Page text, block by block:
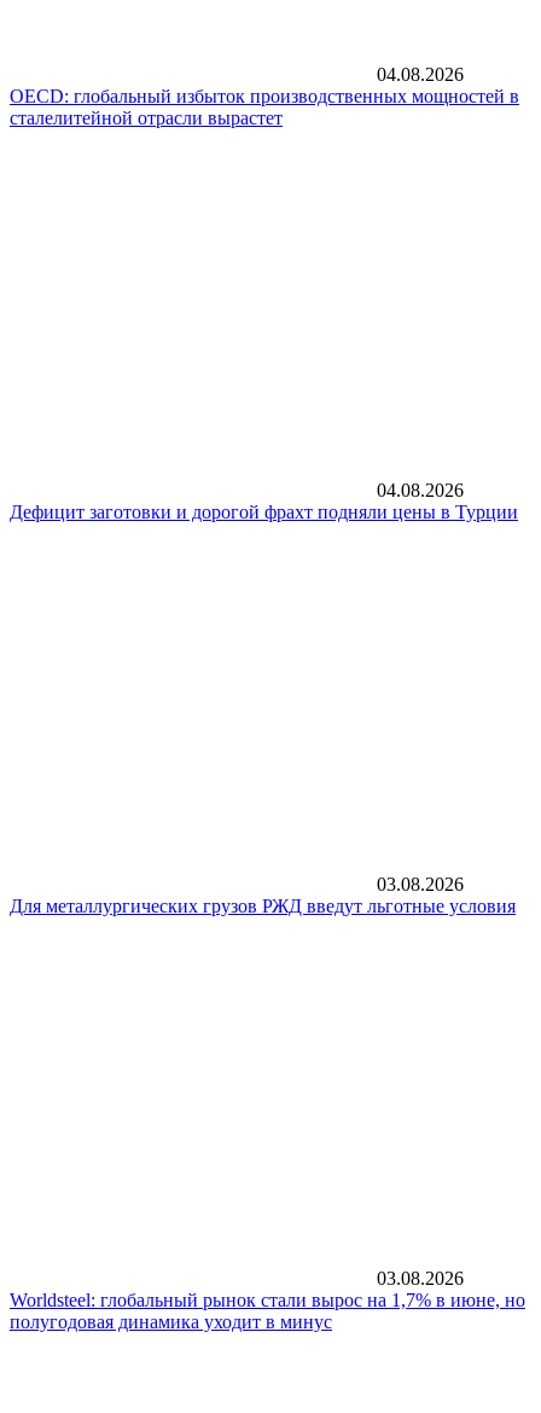
04.08.2026
OECD: глобальный избыток производственных мощностей в
сталелитейной отрасли вырастет
04.08.2026
Дефицит заготовки и дорогой фрахт подняли цены в Турции
03.08.2026
Для металлургических грузов РЖД введут льготные условия
03.08.2026
Worldsteel: глобальный рынок стали вырос на 1,7% в июне, но
полугодовая динамика уходит в минус